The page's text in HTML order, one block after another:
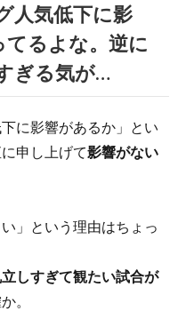
人気低下に影
てるよな。逆に
ぎる気が…
に影響があるか」とい
申し上げて影響がない
」という理由はちょっ
立しすぎて観たい試合が
。